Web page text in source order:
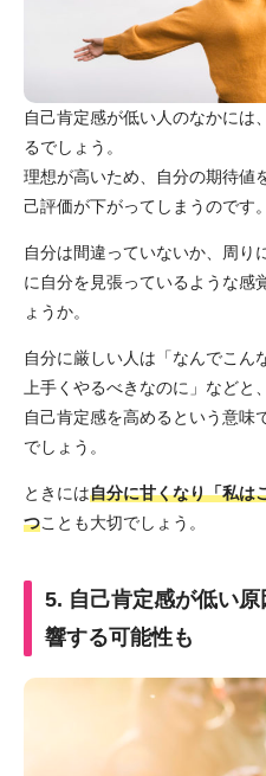
自己肯定感が低い人のなかには
るでしょう。
理想が高いため、自分の期待値
己評価が下がってしまうのです。
自分は間違っていないか、周り
に自分を見張っているような感
ょうか。
自分に厳しい人は「なんでこん
上手くやるべきなのに」などと
自己肯定感を高めるという意味
でしょう。
ときには自分に甘くなり「私は
つことも大切でしょう。
5. 自己肯定感が低い
響する可能性も